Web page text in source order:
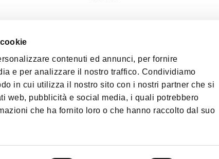
contenuti ed annunci, per fornire
e per analizzare il nostro traffico. Condividiamo
in cui utilizza il nostro sito con i nostri partner che si
web, pubblicità e social media, i quali potrebbero
che ha fornito loro o che hanno raccolto dal suo
大都会区域
隐私政策
PEC: